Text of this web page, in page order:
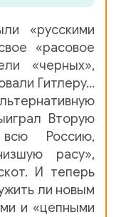
«русскими
«расовое
«черных»,
Гитлеру…
Вторую
Россию,
расу»,
И теперь
ли новым
и «цепными